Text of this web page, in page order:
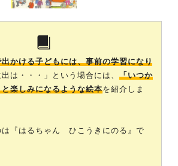
かける子どもには、事前の学習になり
は・・・」という場合には、 「いつか
楽しみになるような絵本を紹介しま
は『はるちゃん ひこうきにのる』で